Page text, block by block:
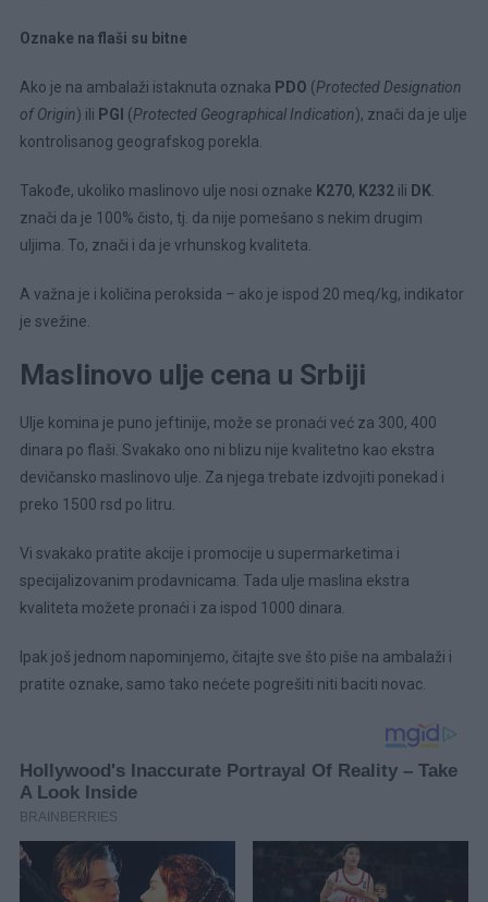
Oznake na flaši su bitne
Ako je na ambalaži istaknuta oznaka PDO (Protected Designation
of Origin) ili PGI (Protected Geographical Indication), znači da je ulje
kontrolisanog geografskog porekla.
Takođe, ukoliko maslinovo ulje nosi oznake K270, K232 ili DK.
znači da je 100% čisto, tj. da nije pomešano s nekim drugim
uljima. To, znači i da je vrhunskog kvaliteta.
A važna je i količina peroksida – ako je ispod 20 meq/kg, indikator
je svežine.
Maslinovo ulje cena u Srbiji
Ulje komina je puno jeftinije, može se pronaći već za 300, 400
dinara po flaši. Svakako ono ni blizu nije kvalitetno kao ekstra
devičansko maslinovo ulje. Za njega trebate izdvojiti ponekad i
preko 1500 rsd po litru.
Vi svakako pratite akcije i promocije u supermarketima i
specijalizovanim prodavnicama. Tada ulje maslina ekstra
kvaliteta možete pronaći i za ispod 1000 dinara.
Ipak još jednom napominjemo, čitajte sve što piše na ambalaži i
pratite oznake, samo tako nećete pogrešiti niti baciti novac.